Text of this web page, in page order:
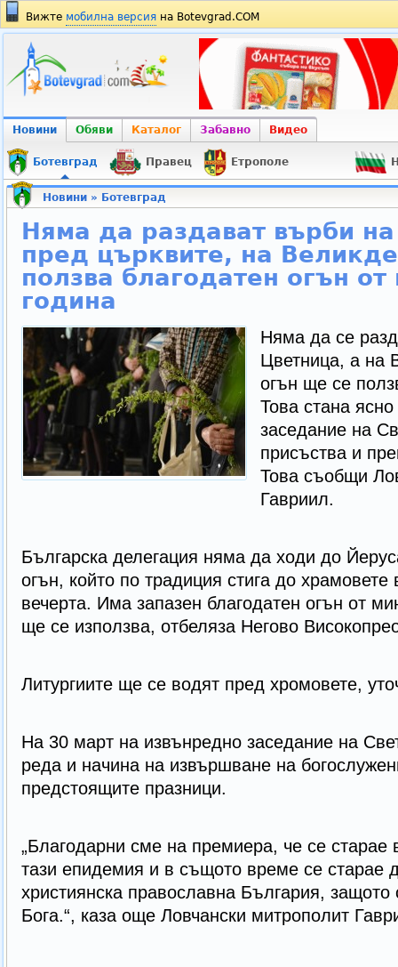
Вижте мобилна версия на Botevgrad.COM
Новини Обяви Каталог Забавно Видео
Ботевград Правец Етрополе
Новини» Ботевград
Няма да раздават върби
пред църквите, на
ползва благодатен огън от
година
Няма да се
Цветница, а на
огън ще се
Това стана
заседание на
присъства и
Това съобщи
Гавриил.
Българска делегация няма да ходи до
огън, който по традиция стига до храмовете
вечерта. Има запазен благодатен огън от
ще се използва, отбеляза Негово
Литургиите ще се водят пред хромовете,
На 30 март на извънредно заседание на
реда и начина на извършване на
предстоящите празници.
„Благодарни сме на премиера, че се старае
тази епидемия и в същото време се старае
християнска православна България,
Бога.“, каза още Ловчански митрополит